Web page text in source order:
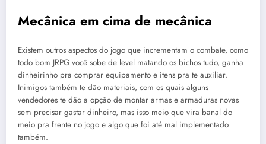
Mecânica em cima de mecânica
Existem outros aspectos do jogo que incrementam o combate, como
todo bom JRPG você sobe de level matando os bichos tudo, ganha
dinheirinho pra comprar equipamento e itens pra te auxiliar.
Inimigos também te dão materiais, com os quais alguns
vendedores te dão a opção de montar armas e armaduras novas
sem precisar gastar dinheiro, mas isso meio que vira banal do
meio pra frente no jogo e algo que foi até mal implementado
também.